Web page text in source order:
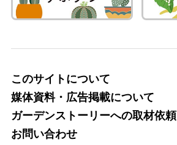
このサイトについて
媒体資料・広告掲載について
ガーデンストーリーへの取材依頼
お問い合わせ